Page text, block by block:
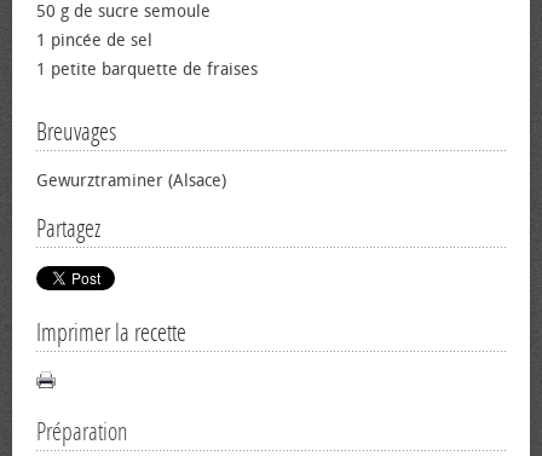
50 g de sucre semoule
1 pincée de sel
1 petite barquette de fraises
Breuvages
Gewurztraminer (Alsace)
Partagez
Imprimer la recette
Préparation